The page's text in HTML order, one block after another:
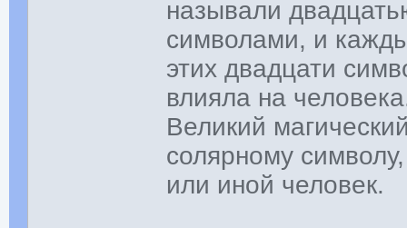
называли
символами, и
этих двадцати
влияла на
Великий
солярному
или иной человек.